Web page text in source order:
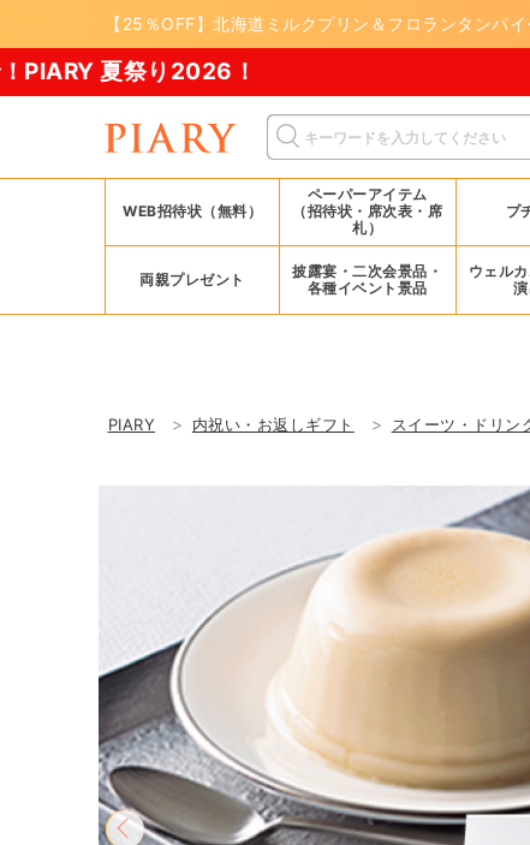
【25％OFF】北海道ミルクプリン＆フロランタンパ
2026！
WEB招待状（無料）
ペーパーアイテム
（招待状・席次表・席
札）
プ
両親プレゼント
披露宴・二次会景品・
各種イベント景品
ウェル
PIARY 内祝い・お返しギフト スイーツ・ドリン